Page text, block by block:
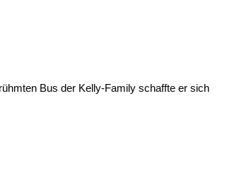
Bus der Kelly-Family schaffte er sich